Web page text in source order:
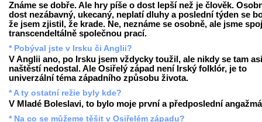
Známe se dobře. Ale hry píše o dost lepší než je člověk.
dost nezábavný, ukecaný, neplatí dluhy a poslední týden se
že jsem zjistil, že krade. Ne, neznáme se osobně, ale jsme
transcendeltálně společnou prací.
* Pobýval jste v Irsku či Anglii?
V Anglii ano, po Irsku jsem vždycky toužil, ale nikdy se tam asi
naštěstí nedostal. Ale Osiřelý západ není Irský folklór, je to
univerzální téma západního způsobu života.
* A ty ostatní režie byly kde?
V Mladé Boleslavi, to bylo moje první a předposlední
* Na co se můžeme těšit v Osiřelém západu?